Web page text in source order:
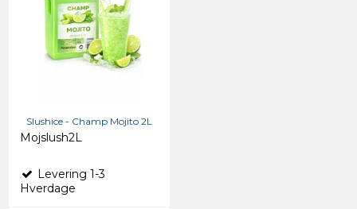
Slushice - Champ Mojito 2L
Mojslush2L
Levering 1-3
Hverdage